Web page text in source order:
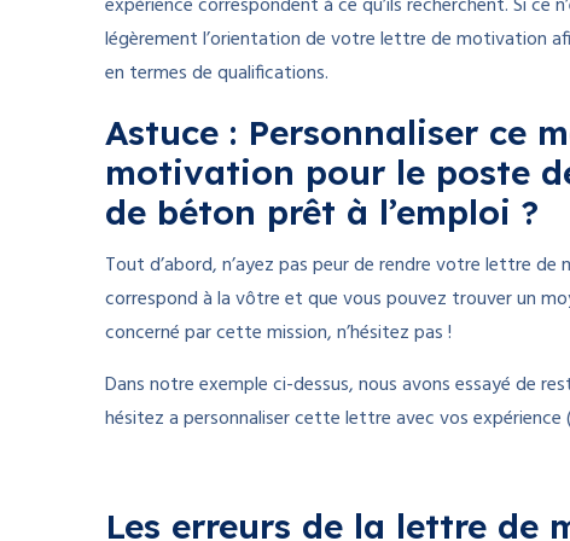
légèrement l’orientation de votre lettre de motivation
en termes de qualifications.
Astuce : Personnaliser ce
motivation pour le poste
de béton prêt à l’emploi ?
Tout d’abord, n’ayez pas peur de rendre votre lettre de
correspond à la vôtre et que vous pouvez trouver un
concerné par cette mission, n’hésitez pas !
Dans notre exemple ci-dessus, nous avons essayé de
hésitez a personnaliser cette lettre avec vos
Les erreurs de la lettre de